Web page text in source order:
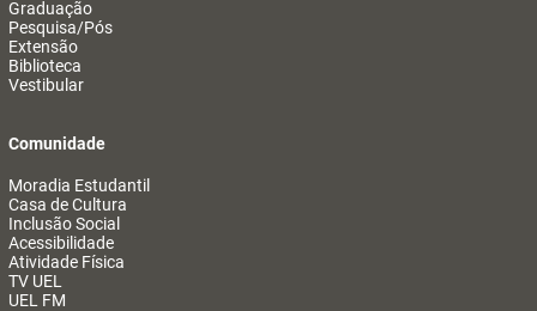
Graduação
Pesquisa/Pós
Extensão
Biblioteca
Vestibular
Comunidade
Moradia Estudantil
Casa de Cultura
Inclusão Social
Acessibilidade
Atividade Física
TV UEL
UEL FM